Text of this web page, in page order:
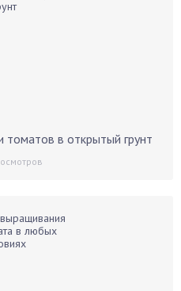
томатов в открытый грунт